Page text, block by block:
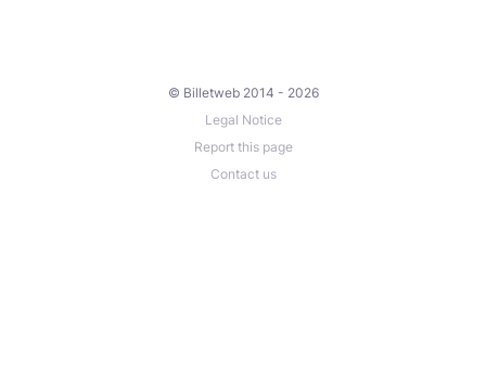
© Billetweb 2014 - 2026
Legal Notice
Report this page
Contact us